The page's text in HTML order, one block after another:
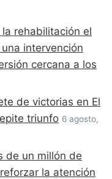
rehabilitación el
intervención
cercana a los
de victorias en El
triunfo 6 agosto,
de un millón de
la atención